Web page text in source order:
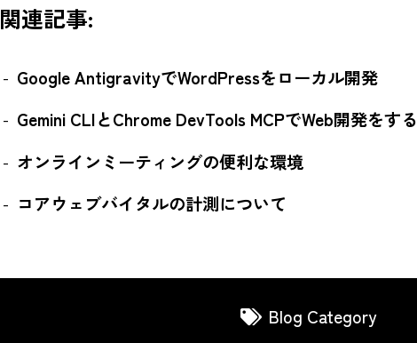
関連記事:
Google AntigravityでWordPressをローカル開発
Gemini CLIとChrome DevTools MCPでWeb開発をする
オンラインミーティングの便利な環境
コアウェブバイタルの計測について
Blog Category